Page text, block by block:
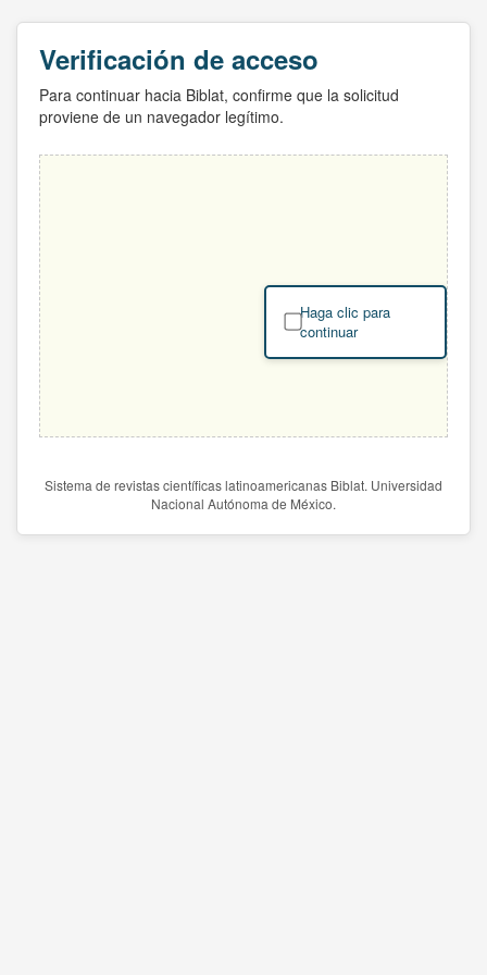
Verificación de acceso
Para continuar hacia Biblat, confirme que la solicitud
proviene de un navegador legítimo.
Haga clic para
continuar
Sistema de revistas científicas latinoamericanas Biblat. Universidad
Nacional Autónoma de México.